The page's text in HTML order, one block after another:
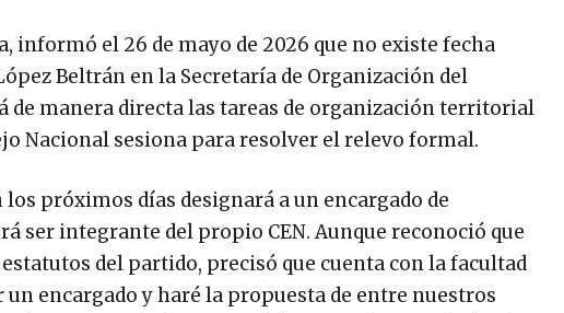
informó el 26 de mayo de 2026 que no existe fecha
Beltrán en la Secretaría de Organización del
de manera directa las tareas de organización territorial
Nacional sesiona para resolver el relevo formal.
próximos días designará a un encargado de
ser integrante del propio CEN. Aunque reconoció que
del partido, precisó que cuenta con la facultad
encargado y haré la propuesta de entre nuestros